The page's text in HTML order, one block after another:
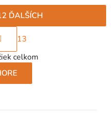
O
v
l
á
a
ĎALŠÍCH
S
r
á
n
v
13
celkom